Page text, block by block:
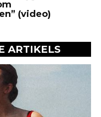
(video)
ARTIKELS